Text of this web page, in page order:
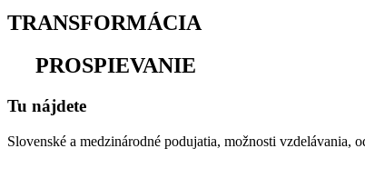
TRANSFORMÁCIA
PROSPIEVANIE
Tu nájdete
Slovenské a medzinárodné podujatia, možnosti vzdelávania,